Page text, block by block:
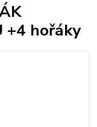
+4 hořáky